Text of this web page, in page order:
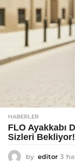
HABERLER
FLO Ayakkabı
Sizleri Bekliyor!
by editor 3